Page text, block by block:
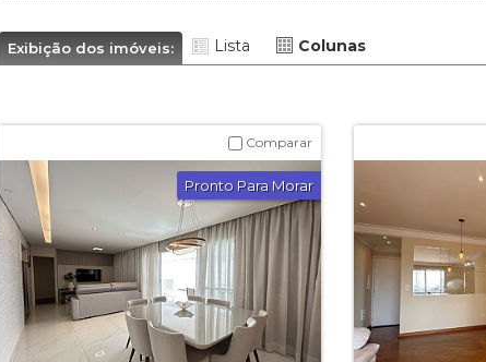
Exibição dos imóveis: Lista Colunas
Comparar
Pronto Para Morar